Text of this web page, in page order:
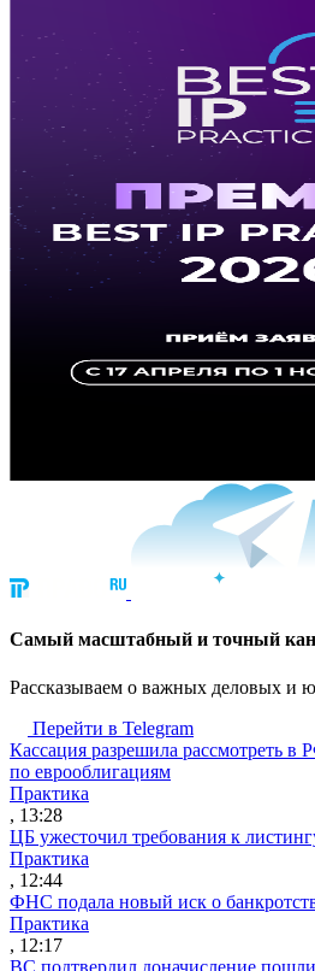
Cамый масштабный и точный
Рассказываем о важных деловых и
Перейти в Telegram
Кассация разрешила рассмотреть в
по еврооблигациям
Практика
, 13:28
ЦБ ужесточил требования к
Практика
, 12:44
ФНС подала новый иск о
Практика
, 12:17
ВС подтвердил доначисление